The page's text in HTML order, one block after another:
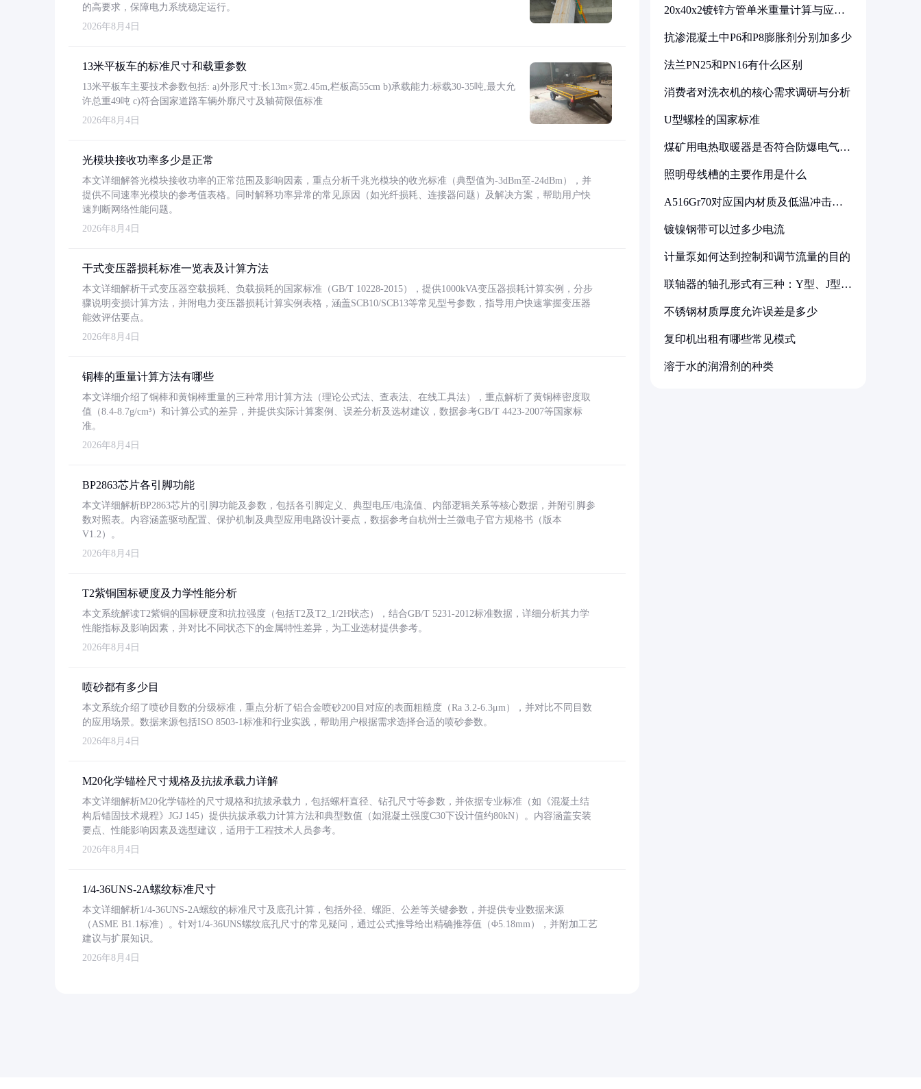
的高要求，保障电力系统稳定运行。
2026年8月4日
13米平板车的标准尺寸和载重参数
13米平板车主要技术参数包括: a)外形尺寸:长13m×宽2.45m,栏板高55cm b)承载能力:标载30-35吨,最大允
许总重49吨 c)符合国家道路车辆外廓尺寸及轴荷限值标准
2026年8月4日
光模块接收功率多少是正常
本文详细解答光模块接收功率的正常范围及影响因素，重点分析千兆光模块的收光标准（典型值为-3dBm至-24dBm），并
提供不同速率光模块的参考值表格。同时解释功率异常的常见原因（如光纤损耗、连接器问题）及解决方案，帮助用户快
速判断网络性能问题。
2026年8月4日
干式变压器损耗标准一览表及计算方法
本文详细解析干式变压器空载损耗、负载损耗的国家标准（GB/T 10228-2015），提供1000kVA变压器损耗计算实例，分步
骤说明变损计算方法，并附电力变压器损耗计算实例表格，涵盖SCB10/SCB13等常见型号参数，指导用户快速掌握变压器
能效评估要点。
2026年8月4日
铜棒的重量计算方法有哪些
本文详细介绍了铜棒和黄铜棒重量的三种常用计算方法（理论公式法、查表法、在线工具法），重点解析了黄铜棒密度取
值（8.4-8.7g/cm³）和计算公式的差异，并提供实际计算案例、误差分析及选材建议，数据参考GB/T 4423-2007等国家标
准。
2026年8月4日
BP2863芯片各引脚功能
本文详细解析BP2863芯片的引脚功能及参数，包括各引脚定义、典型电压/电流值、内部逻辑关系等核心数据，并附引脚参
数对照表。内容涵盖驱动配置、保护机制及典型应用电路设计要点，数据参考自杭州士兰微电子官方规格书（版本
V1.2）。
2026年8月4日
T2紫铜国标硬度及力学性能分析
本文系统解读T2紫铜的国标硬度和抗拉强度（包括T2及T2_1/2H状态），结合GB/T 5231-2012标准数据，详细分析其力学
性能指标及影响因素，并对比不同状态下的金属特性差异，为工业选材提供参考。
2026年8月4日
喷砂都有多少目
本文系统介绍了喷砂目数的分级标准，重点分析了铝合金喷砂200目对应的表面粗糙度（Ra 3.2-6.3μm），并对比不同目数
的应用场景。数据来源包括ISO 8503-1标准和行业实践，帮助用户根据需求选择合适的喷砂参数。
2026年8月4日
M20化学锚栓尺寸规格及抗拔承载力详解
本文详细解析M20化学锚栓的尺寸规格和抗拔承载力，包括螺杆直径、钻孔尺寸等参数，并依据专业标准（如《混凝土结
构后锚固技术规程》JGJ 145）提供抗拔承载力计算方法和典型数值（如混凝土强度C30下设计值约80kN）。内容涵盖安装
要点、性能影响因素及选型建议，适用于工程技术人员参考。
2026年8月4日
1/4-36UNS-2A螺纹标准尺寸
本文详细解析1/4-36UNS-2A螺纹的标准尺寸及底孔计算，包括外径、螺距、公差等关键参数，并提供专业数据来源
（ASME B1.1标准）。针对1/4-36UNS螺纹底孔尺寸的常见疑问，通过公式推导给出精确推荐值（Φ5.18mm），并附加工艺
建议与扩展知识。
2026年8月4日
20x40x2镀锌方管单米重量计算与应用
抗渗混凝土中P6和P8膨胀剂分别加多少
法兰PN25和PN16有什么区别
消费者对洗衣机的核心需求调研与分析
U型螺栓的国家标准
煤矿用电热取暖器是否符合防爆电气设
照明母线槽的主要作用是什么
A516Gr70对应国内材质及低温冲击要
镀镍钢带可以过多少电流
计量泵如何达到控制和调节流量的目的
联轴器的轴孔形式有三种：Y型、J型、
不锈钢材质厚度允许误差是多少
复印机出租有哪些常见模式
溶于水的润滑剂的种类